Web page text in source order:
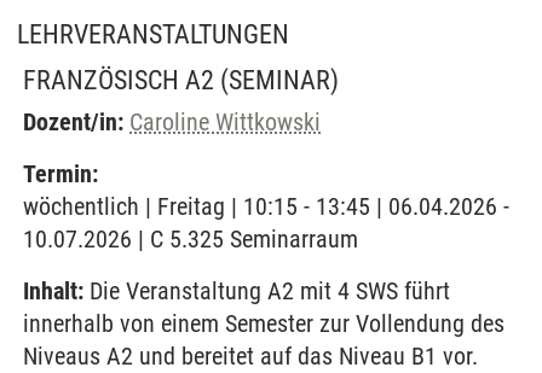
LEHRVERANSTALTUNGEN
FRANZÖSISCH A2 (SEMINAR)
Dozent/in: Caroline Wittkowski
Termin:
wöchentlich | Freitag | 10:15 - 13:45 | 06.04.2026 -
10.07.2026 | C 5.325 Seminarraum
Inhalt: Die Veranstaltung A2 mit 4 SWS führt
innerhalb von einem Semester zur Vollendung des
Niveaus A2 und bereitet auf das Niveau B1 vor.